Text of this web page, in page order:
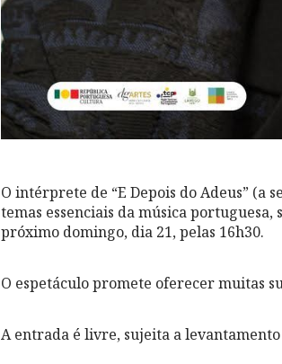
O intérprete de “E Depois do Adeus” (a
temas essenciais da música portuguesa,
próximo domingo, dia 21, pelas 16h30.
O espetáculo promete oferecer muitas
A entrada é livre, sujeita a